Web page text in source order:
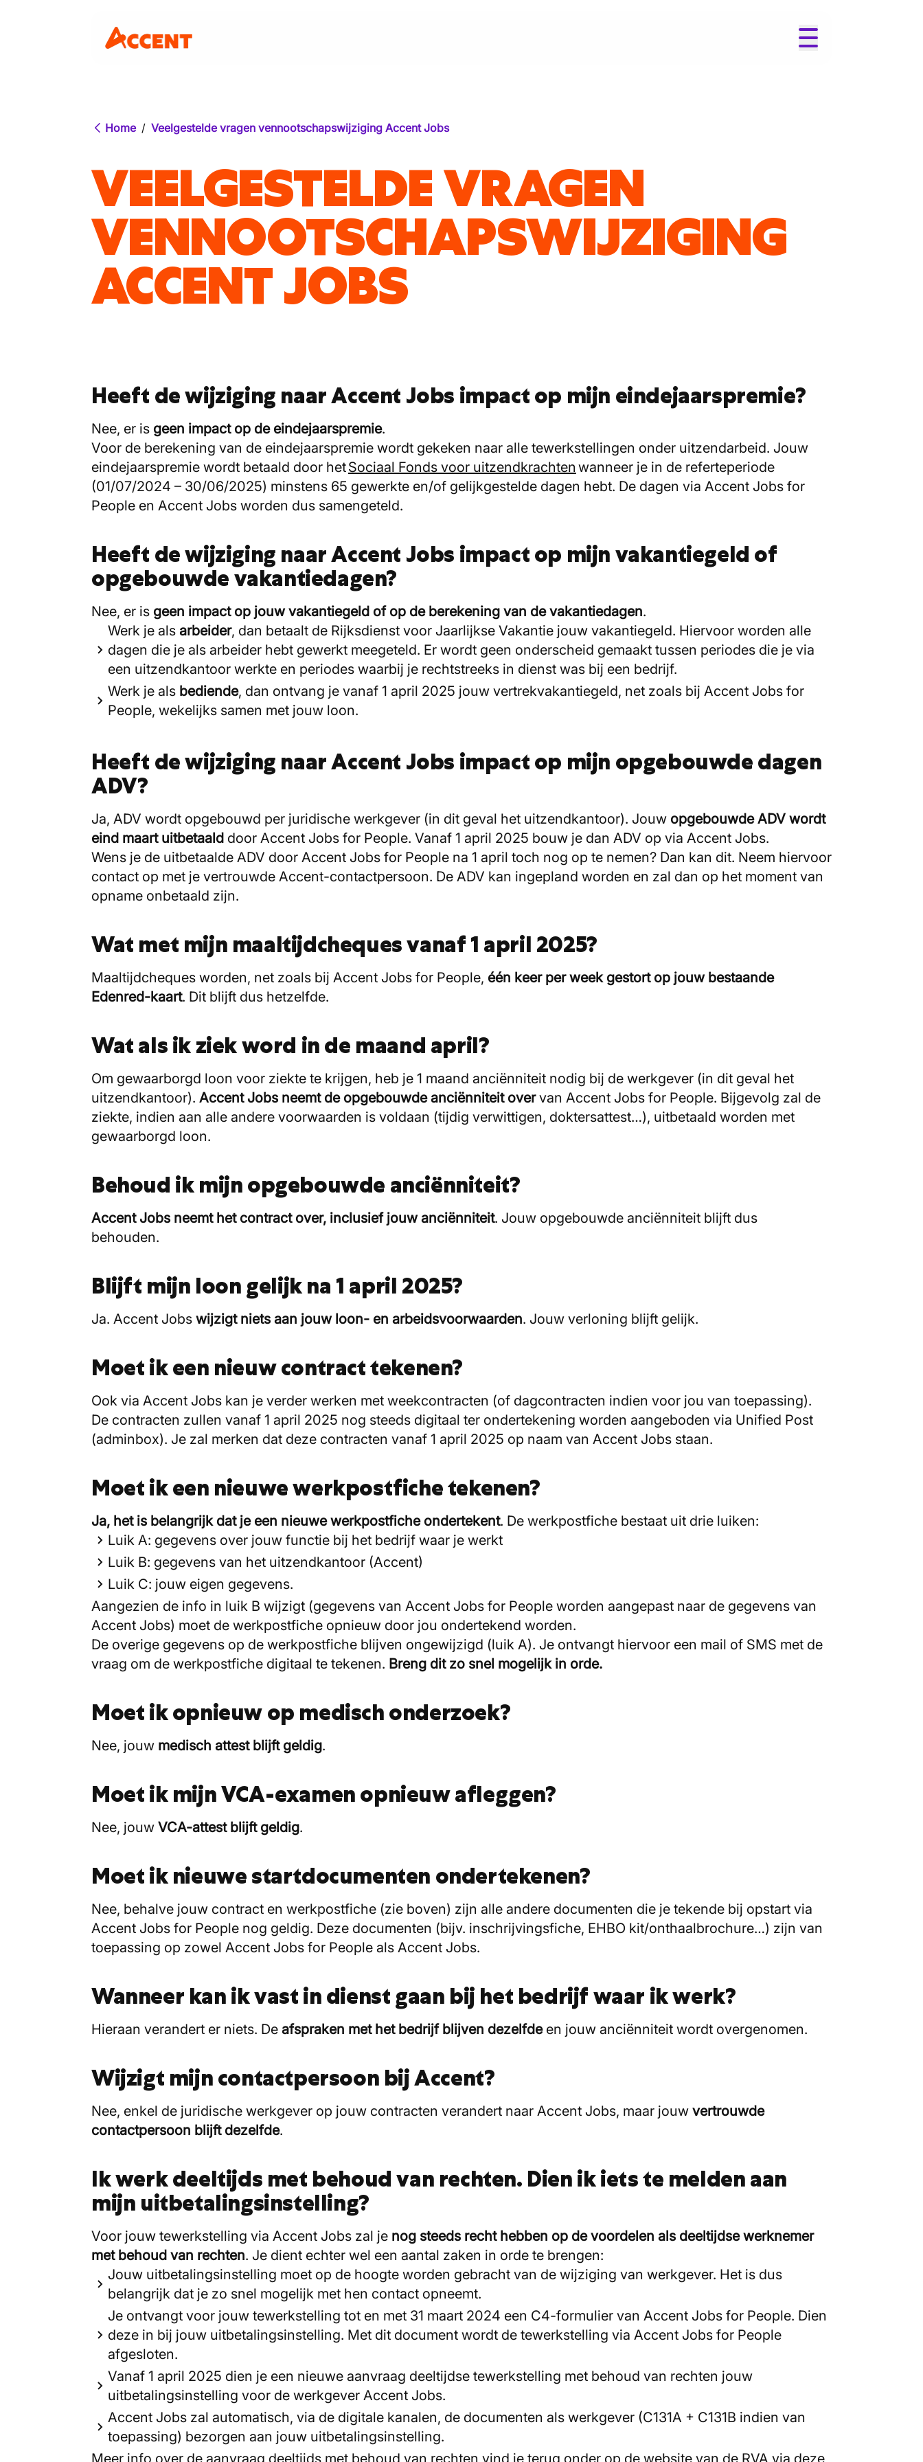
Home / Veelgestelde vragen vennootschapswijziging Accent Jobs
VEELGESTELDE VRAGEN
VENNOOTSCHAPSWIJZIGING
ACCENT JOBS
Heeft de wijziging naar Accent Jobs impact op mijn eindejaarspremie?
Nee, er is geen impact op de eindejaarspremie.
Voor de berekening van de eindejaarspremie wordt gekeken naar alle tewerkstellingen onder uitzendarbeid. Jouw
eindejaarspremie wordt betaald door hetSociaal Fonds voor uitzendkrachten wanneer je in de referteperiode
(01/07/2024 – 30/06/2025) minstens 65 gewerkte en/of gelijkgestelde dagen hebt. De dagen via Accent Jobs for
People en Accent Jobs worden dus samengeteld.
Heeft de wijziging naar Accent Jobs impact op mijn vakantiegeld of
opgebouwde vakantiedagen?
Nee, er is geen impact op jouw vakantiegeld of op de berekening van de vakantiedagen.
Werk je als arbeider, dan betaalt de Rijksdienst voor Jaarlijkse Vakantie jouw vakantiegeld. Hiervoor worden alle
dagen die je als arbeider hebt gewerkt meegeteld. Er wordt geen onderscheid gemaakt tussen periodes die je via
een uitzendkantoor werkte en periodes waarbij je rechtstreeks in dienst was bij een bedrijf.
Werk je als bediende, dan ontvang je vanaf 1 april 2025 jouw vertrekvakantiegeld, net zoals bij Accent Jobs for
People, wekelijks samen met jouw loon.
Heeft de wijziging naar Accent Jobs impact op mijn opgebouwde dagen
ADV?
Ja, ADV wordt opgebouwd per juridische werkgever (in dit geval het uitzendkantoor). Jouw opgebouwde ADV wordt
eind maart uitbetaald door Accent Jobs for People. Vanaf 1 april 2025 bouw je dan ADV op via Accent Jobs.
Wens je de uitbetaalde ADV door Accent Jobs for People na 1 april toch nog op te nemen? Dan kan dit. Neem hiervoor
contact op met je vertrouwde Accent-contactpersoon. De ADV kan ingepland worden en zal dan op het moment van
opname onbetaald zijn.
Wat met mijn maaltijdcheques vanaf 1 april 2025?
Maaltijdcheques worden, net zoals bij Accent Jobs for People, één keer per week gestort op jouw bestaande
Edenred-kaart. Dit blijft dus hetzelfde.
Wat als ik ziek word in de maand april?
Om gewaarborgd loon voor ziekte te krijgen, heb je 1 maand anciënniteit nodig bij de werkgever (in dit geval het
uitzendkantoor). Accent Jobs neemt de opgebouwde anciënniteit overvan Accent Jobs for People. Bijgevolg zal de
ziekte, indien aan alle andere voorwaarden is voldaan (tijdig verwittigen, doktersattest…), uitbetaald worden met
gewaarborgd loon.
Behoud ik mijn opgebouwde anciënniteit?
Accent Jobs neemt het contract over, inclusief jouw anciënniteit. Jouw opgebouwde anciënniteit blijft dus
behouden.
Blijft mijn loon gelijk na 1 april 2025?
Ja. Accent Jobs wijzigt niets aan jouw loon- en arbeidsvoorwaarden. Jouw verloning blijft gelijk.
Moet ik een nieuw contract tekenen?
Ook via Accent Jobs kan je verder werken met weekcontracten (of dagcontracten indien voor jou van toepassing).
De contracten zullen vanaf 1 april 2025 nog steeds digitaal ter ondertekening worden aangeboden via Unified Post
(adminbox). Je zal merken dat deze contracten vanaf 1 april 2025 op naam van Accent Jobs staan.
Moet ik een nieuwe werkpostfiche tekenen?
Ja, het is belangrijk dat je een nieuwe werkpostfiche ondertekent. De werkpostfiche bestaat uit drie luiken:
Luik A: gegevens over jouw functie bij het bedrijf waar je werkt
Luik B: gegevens van het uitzendkantoor (Accent)
Luik C: jouw eigen gegevens.
Aangezien de info in luik B wijzigt (gegevens van Accent Jobs for People worden aangepast naar de gegevens van
Accent Jobs) moet de werkpostfiche opnieuw door jou ondertekend worden.
De overige gegevens op de werkpostfiche blijven ongewijzigd (luik A). Je ontvangt hiervoor een mail of SMS met de
vraag om de werkpostfiche digitaal te tekenen. Breng dit zo snel mogelijk in orde.
Moet ik opnieuw op medisch onderzoek?
Nee, jouw medisch attest blijft geldig.
Moet ik mijn VCA-examen opnieuw afleggen?
Nee, jouw VCA-attest blijft geldig.
Moet ik nieuwe startdocumenten ondertekenen?
Nee, behalve jouw contract en werkpostfiche (zie boven) zijn alle andere documenten die je tekende bij opstart via
Accent Jobs for People nog geldig. Deze documenten (bijv. inschrijvingsfiche, EHBO kit/onthaalbrochure…) zijn van
toepassing op zowel Accent Jobs for People als Accent Jobs.
Wanneer kan ik vast in dienst gaan bij het bedrijf waar ik werk?
Hieraan verandert er niets. De afspraken met het bedrijf blijven dezelfdeen jouw anciënniteit wordt overgenomen.
Wijzigt mijn contactpersoon bij Accent?
Nee, enkel de juridische werkgever op jouw contracten verandert naar Accent Jobs, maar jouw vertrouwde
contactpersoon blijft dezelfde.
Ik werk deeltijds met behoud van rechten. Dien ik iets te melden aan
mijn uitbetalingsinstelling?
Voor jouw tewerkstelling via Accent Jobs zal je nog steeds recht hebben op de voordelen als deeltijdse werknemer
met behoud van rechten. Je dient echter wel een aantal zaken in orde te brengen:
Jouw uitbetalingsinstelling moet op de hoogte worden gebracht van de wijziging van werkgever. Het is dus
belangrijk dat je zo snel mogelijk met hen contact opneemt.
Je ontvangt voor jouw tewerkstelling tot en met 31 maart 2024 een C4-formulier van Accent Jobs for People. Dien
deze in bij jouw uitbetalingsinstelling. Met dit document wordt de tewerkstelling via Accent Jobs for People
afgesloten.
Vanaf 1 april 2025 dien je een nieuwe aanvraag deeltijdse tewerkstelling met behoud van rechten jouw
uitbetalingsinstelling voor de werkgever Accent Jobs.
Accent Jobs zal automatisch, via de digitale kanalen, de documenten als werkgever (C131A + C131B indien van
toepassing) bezorgen aan jouw uitbetalingsinstelling.
Meer info over de aanvraag deeltijds met behoud van rechten vind je terug onder op de website van de RVA via deze